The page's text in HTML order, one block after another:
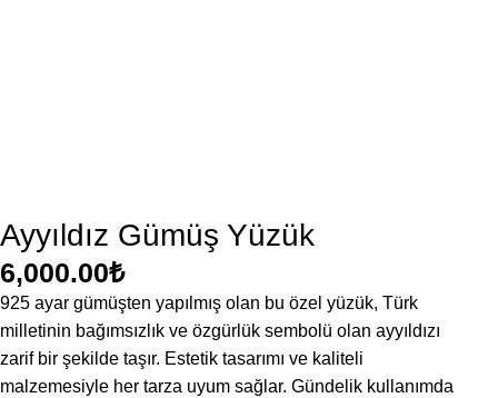
Ayyıldız Gümüş Yüzük
6,000.00₺
925 ayar gümüşten yapılmış olan bu özel yüzük, Türk
milletinin bağımsızlık ve özgürlük sembolü olan ayyıldızı
zarif bir şekilde taşır. Estetik tasarımı ve kaliteli
malzemesiyle her tarza uyum sağlar. Gündelik kullanımda